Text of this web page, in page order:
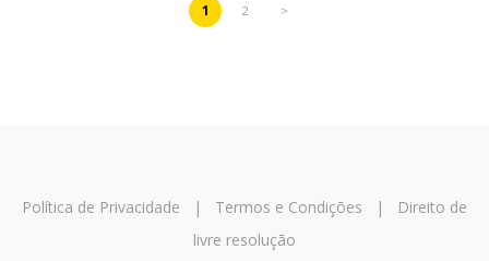
1 2 >
Política de Privacidade | Termos e Condições |
Direito de
livre resolução